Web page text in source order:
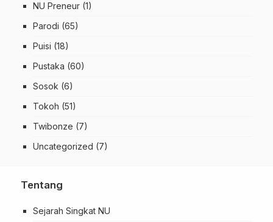
NU Preneur (1)
Parodi (65)
Puisi (18)
Pustaka (60)
Sosok (6)
Tokoh (51)
Twibonze (7)
Uncategorized (7)
Tentang
Sejarah Singkat NU